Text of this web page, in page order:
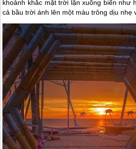
khoảnh khắc mặt trời lặn xuống biển như
cả bầu trời ánh lên một màu trông dịu nhẹ